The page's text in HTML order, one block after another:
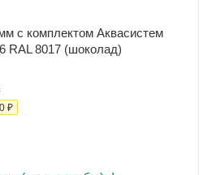
с комплектом Аквасистем
RAL 8017 (шоколад)
₽